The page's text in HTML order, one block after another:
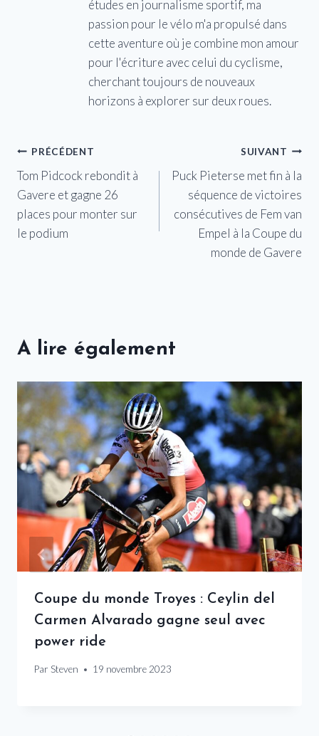
études en journalisme sportif, ma
passion pour le vélo m'a propulsé dans
cette aventure où je combine mon amour
pour l'écriture avec celui du cyclisme,
cherchant toujours de nouveaux
horizons à explorer sur deux roues.
Navigation
de
l’article
PRÉCÉDENT
Tom Pidcock rebondit à
Gavere et gagne 26
places pour monter sur
le podium
SUIVANT
Puck Pieterse met fin à la
séquence de victoires
consécutives de Fem van
Empel à la Coupe du
monde de Gavere
A lire également
Coupe du monde Troyes : Ceylin del
Carmen Alvarado gagne seul avec
power ride
Par Steven 19 novembre 2023